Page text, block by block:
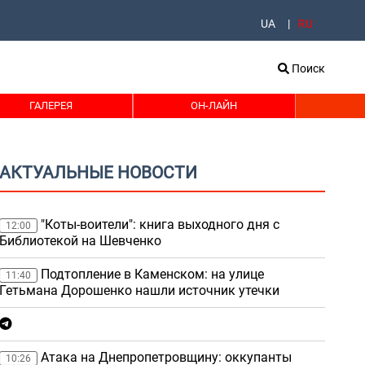
UA RU
Поиск
ГАЛЕРЕЯ ОН-ЛАЙН
АКТУАЛЬНЫЕ НОВОСТИ
12:00
"Коты-воители": книга выходного дня с
Библиотекой на Шевченко
11:40
Подтопление в Каменском: на улице
Гетьмана Дорошенко нашли источник утечки
10:26
Атака на Днепропетровщину: оккупанты